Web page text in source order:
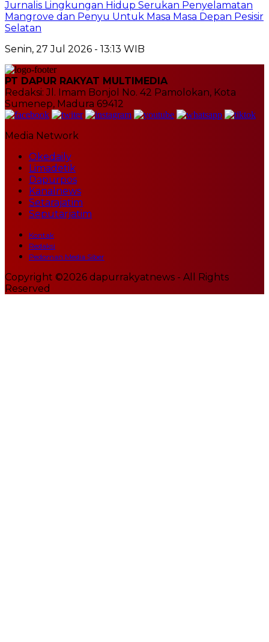
Jurnalis Lingkungan Hidup Serukan Penyelamatan
Mangrove dan Penyu Untuk Masa Masa Depan Pesisir
Selatan
Senin, 27 Jul 2026 - 13:13 WIB
PT DAPUR RAKYAT MULTIMEDIA
Redaksi: Jl. Imam Bonjol No. 42 Pamolokan, Kota
Sumenep, Madura 69412
Media Network
Okedaily
Limadetik
Dapurpos
Kanalnews
Setarajatim
Seputarjatim
Kontak
Redaksi
Pedoman Media Siber
Copyright ©2026 dapurrakyatnews - All Rights
Reserved